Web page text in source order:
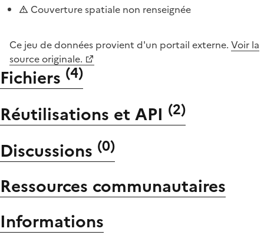
Couverture spatiale non renseignée
Ce jeu de données provient d'un portail externe. Voir la
source originale.
Fichiers (4)
Réutilisations et API (2)
Discussions (0)
Ressources communautaires
Informations